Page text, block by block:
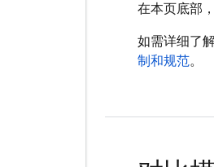
在本页底部
如需详细了
制和规范。